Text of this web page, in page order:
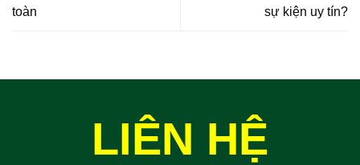
toàn
sự kiện uy tín?
LIÊN HỆ